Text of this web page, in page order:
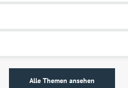
Alle Themen ansehen